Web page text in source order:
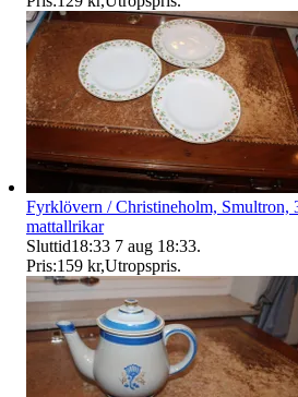
Fyrklövern / Christineholm, Smultron,
mattallrikar
Sluttid18:33 7 aug 18:33.
Pris:159 kr,Utropspris.